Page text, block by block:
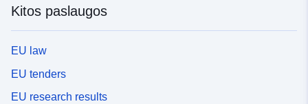
Kitos paslaugos
EU law
EU tenders
EU research results